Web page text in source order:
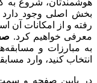
بخش اصلی وجود دارد
رفته و از امکانات آن
معرفی خواهیم کرد.
به مبارزات و
انتخاب کنید، وارد
در پایین صفحه و